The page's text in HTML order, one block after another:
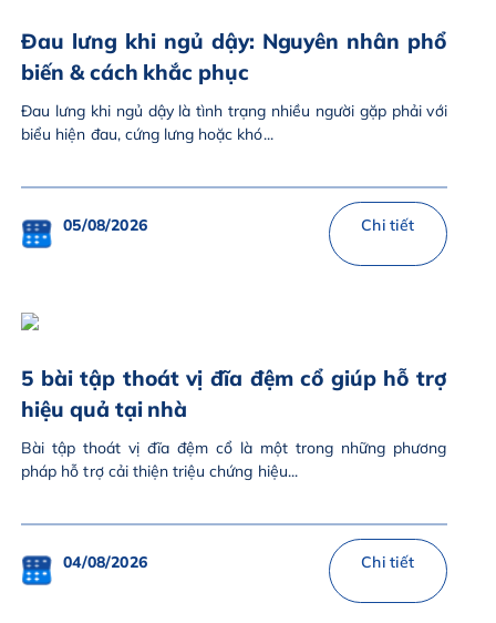
Đau lưng khi ngủ dậy: Nguyên nhân phổ
biến & cách khắc phục
Đau lưng khi ngủ dậy là tình trạng nhiều người gặp phải với
biểu hiện đau, cứng lưng hoặc khó...
05/08/2026 Chi tiết
5 bài tập thoát vị đĩa đệm cổ giúp hỗ trợ
hiệu quả tại nhà
Bài tập thoát vị đĩa đệm cổ là một trong những phương
pháp hỗ trợ cải thiện triệu chứng hiệu...
04/08/2026 Chi tiết